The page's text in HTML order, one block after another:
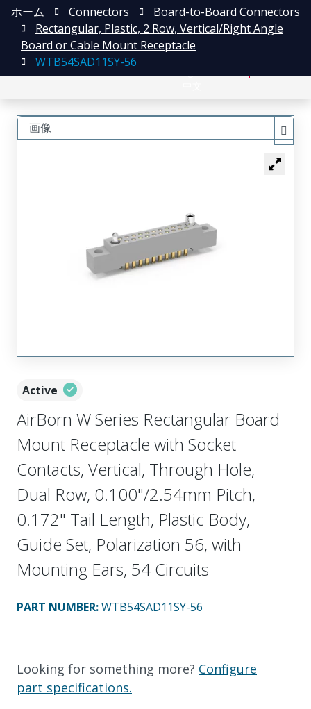
ホーム Connectors
Board-to-Board Connectors
Rectangular, Plastic, 2 Row, Vertical/Right Angle
Board or Cable Mount Receptacle
WTB54SAD11SY-56
Active
AirBorn W Series Rectangular Board
Mount Receptacle with Socket
Contacts, Vertical, Through Hole,
Dual Row, 0.100"/2.54mm Pitch,
0.172" Tail Length, Plastic Body,
Guide Set, Polarization 56, with
Mounting Ears, 54 Circuits
PART NUMBER:WTB54SAD11SY-56
Looking for something more? Configure
part specifications.
画像